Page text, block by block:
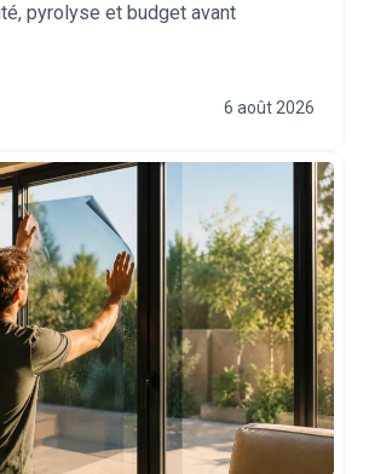
pyrolyse et budget avant
6 août 2026